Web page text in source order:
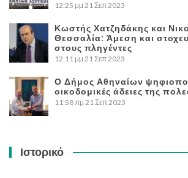
12:25 μμ 21 Σεπ 2023
Κωστής Χατζηδάκης και
Θεσσαλία: Άμεση και
στους πληγέντες
12:11 μμ 21 Σεπ 2023
Ο Δήμος Αθηναίων
οικοδομικές άδειες της
11:58 πμ 21 Σεπ 2023
Ιστορικό